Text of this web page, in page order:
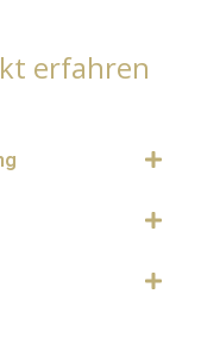
erfahren